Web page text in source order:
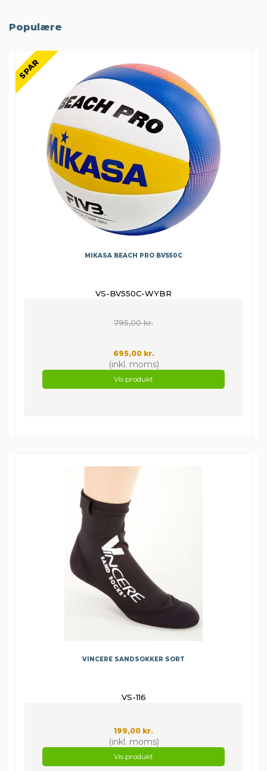
Populære
SPAR
MIKASA BEACH PRO BV550C
VS-BV550C-WYBR
795,00 kr.
695,00 kr.
(inkl. moms)
Vis produkt
VINCERE SANDSOKKER SORT
VS-116
199,00 kr.
(inkl. moms)
Vis produkt